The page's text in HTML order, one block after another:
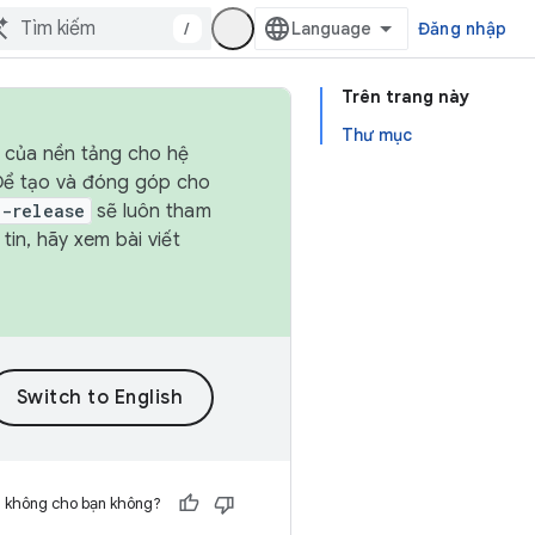
/ Đăng nhập
Trên trang này
Thư mục
nền tảng cho hệ
tạo và đóng góp cho
release sẽ luôn tham
hãy xem bài viết
cho bạn không?